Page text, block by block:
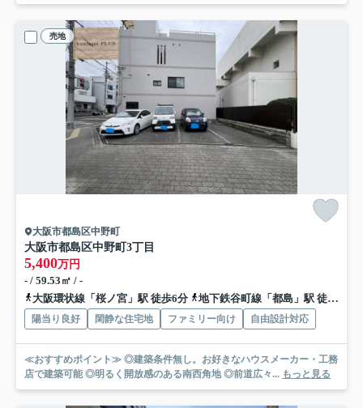
売地
大阪市都島区中野町
大阪市都島区中野町3丁目
5,400万円
- / 59.53㎡ / -
大阪環状線「桜ノ宮」駅 徒歩6分
地下鉄谷町線「都島」駅 徒歩12分
陽当り良好 閑静な住宅地 ファミリー向け 自由設計対応
≪おすすめポイント≫ ◎建築条件無し。お好きなハウスメーカー・工務
店で建築可能 ◎明るく開放感のある南西角地 ◎前道広々... もっと見る